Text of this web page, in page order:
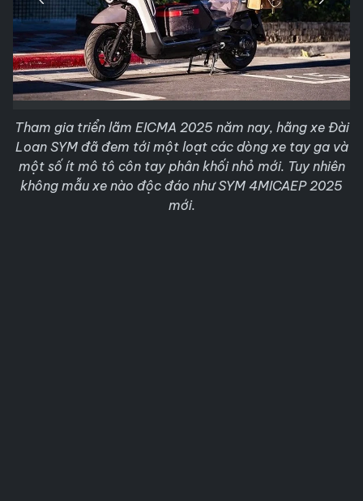
Tham gia triển lãm EICMA 2025 năm nay, hãng xe Đài
Loan SYM đã đem tới một loạt các dòng xe tay ga và
một số ít mô tô côn tay phân khối nhỏ mới. Tuy nhiên
không mẫu xe nào độc đáo như SYM 4MICAEP 2025
mới.